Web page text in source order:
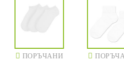
ПОРЪЧАНИ